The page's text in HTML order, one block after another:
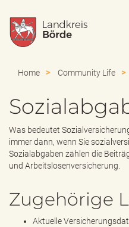
Home Community Life
Was bedeutet
immer dann, wenn Sie
Sozialabgaben zählen die
und Arbeitslosenversicherung.
Zugehörige
Aktuelle